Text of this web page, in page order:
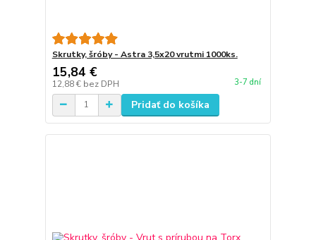
Skrutky, šróby - Astra 3,5x20 vrutmi 1000ks.
15,84 €
12,88 € bez DPH 3-7 dní
Pridať do košíka